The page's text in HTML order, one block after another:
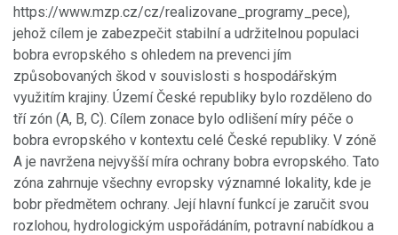
https://www.mzp.cz/cz/realizovane_programy_pece),
jehož cílem je zabezpečit stabilní a udržitelnou populaci
bobra evropského s ohledem na prevenci jím
způsobovaných škod v souvislosti s hospodářským
využitím krajiny. Území České republiky bylo rozděleno do
tří zón (A, B, C). Cílem zonace bylo odlišení míry péče o
bobra evropského v kontextu celé České republiky. V zóně
A je navržena nejvyšší míra ochrany bobra evropského. Tato
zóna zahrnuje všechny evropsky významné lokality, kde je
bobr předmětem ochrany. Její hlavní funkcí je zaručit svou
rozlohou, hydrologickým uspořádáním, potravní nabídkou a